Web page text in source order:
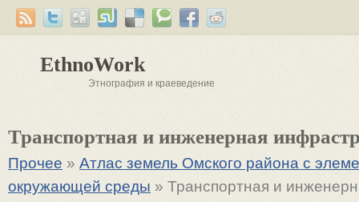
EthnoWork
Этнография и краеведение
Транспортная и инженерная
Прочее » Атлас земель Омского района с
окружающей среды » Транспортная и